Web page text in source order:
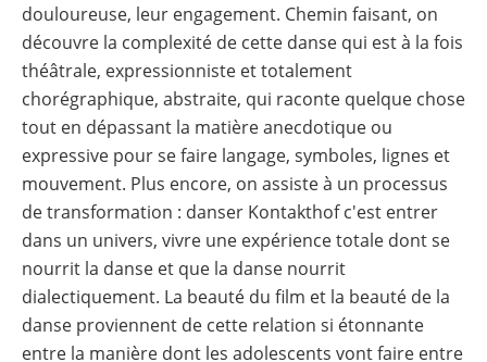
douloureuse, leur engagement. Chemin faisant, on
découvre la complexité de cette danse qui est à la fois
théâtrale, expressionniste et totalement
chorégraphique, abstraite, qui raconte quelque chose
tout en dépassant la matière anecdotique ou
expressive pour se faire langage, symboles, lignes et
mouvement. Plus encore, on assiste à un processus
de transformation : danser Kontakthof c'est entrer
dans un univers, vivre une expérience totale dont se
nourrit la danse et que la danse nourrit
dialectiquement. La beauté du film et la beauté de la
danse proviennent de cette relation si étonnante
entre la manière dont les adolescents vont faire entre